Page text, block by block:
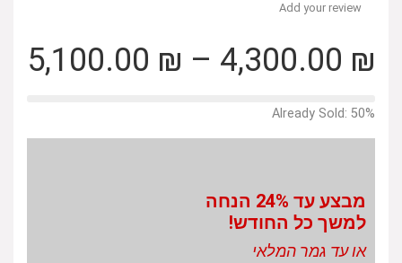
Add your review
4,300.00 ₪
–
5,100.00 ₪
Already Sold: 50%
מבצע עד 24% הנחה
למשך כל החודש!
או עד גמר המלאי